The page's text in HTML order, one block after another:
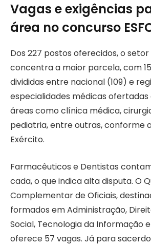
Vagas e exigências
área no concurso
Dos 227 postos oferecidos, o
concentra a maior parcela, com
divididas entre nacional (109) e
especialidades médicas
áreas como clínica médica,
pediatria, entre outras, conforme
Exército.
Farmacêuticos e Dentistas
cada, o que indica alta disputa. O
Complementar de Oficiais,
formados em Administração,
Social, Tecnologia da Informação
oferece 57 vagas. Já para